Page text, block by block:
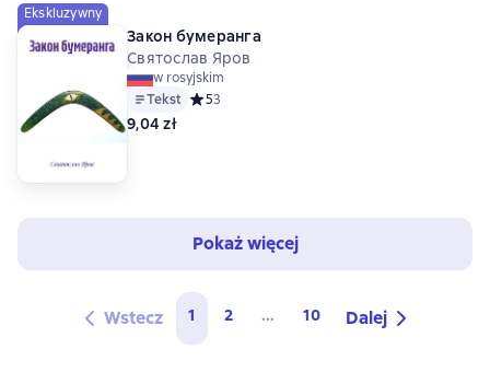
Ekskluzywny
Закон бумеранга
Святослав Яров
w rosyjskim
Tekst Средний рейтинг 5 на основе 3 оценок
53
9,04 zł
Pokaż więcej
Wstecz 1 2 ... 10 Dalej